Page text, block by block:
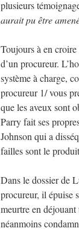
plusieurs
aurait pu être
Toujours à en
d’un procureur.
système à charge,
procureur 1/ vous
que les aveux sont
Parry fait ses
Johnson qui a
failles sont le
Dans le dossier de
procureur, il épuise
meurtre en
néanmoins